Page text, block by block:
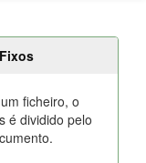
ficheiro, o
é dividido pelo